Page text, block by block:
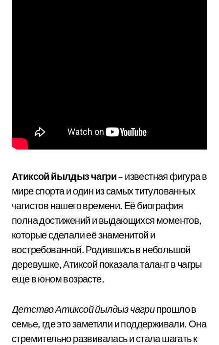
Атиксой йылдыз чагри– известная фигура в
мире спорта и один из самых титулованных
чагистов нашего времени. Её биография
полна достижений и выдающихся моментов,
которые сделали её знаменитой и
востребованной. Родившись в небольшой
деревушке, Атиксой показала талант в чагры
еще в юном возрасте.
Детство Атиксой йылдыз чагрипрошло в
семье, где это заметили и поддерживали. Она
стремительно развивалась и стала шагать к